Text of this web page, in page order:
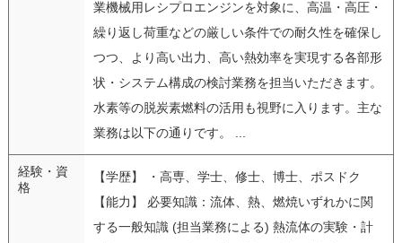
業機械用レシプロエンジンを対象に、高温・高圧・
繰り返し荷重などの厳しい条件での耐久性を確保し
つつ、より高い出力、高い熱効率を実現する各部形
状・システム構成の検討業務を担当いただきます。
水素等の脱炭素燃料の活用も視野に入ります。主な
業務は以下の通りです。 ...
経験・資
格
【学歴】 ・高専、学士、修士、博士、ポスドク
【能力】 必要知識：流体、熱、燃焼いずれかに関
する一般知識 (担当業務による) 熱流体の実験・計